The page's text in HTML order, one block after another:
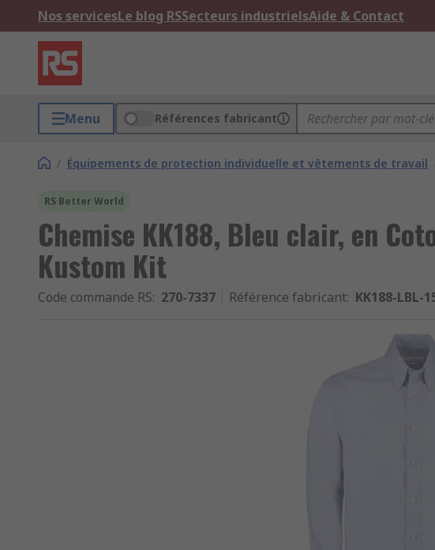
Nos servicesLe blog RSSecteurs industrielsAide & Contact
Menu Références fabricant
/ Équipements de protection individuelle et vêtements de travail
RS Better World
Chemise KK188, Bleu clair, en
Kustom Kit
Code commande RS: 270-7337 Référence fabricant: KK188-LBL-